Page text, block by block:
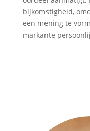
bijkomstigheid,
een mening te
markante